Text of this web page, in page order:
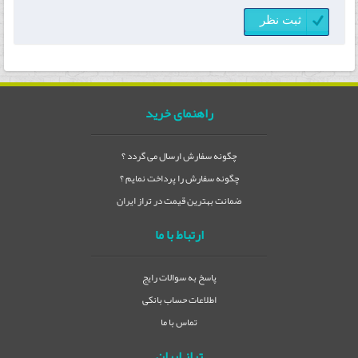
راهنمای خرید
چگونه سفارش ارسال می گردد ؟
چگونه سفارش را پرداخت نمایم ؟
ضمانت بهترین قیمت در تراز ایران
ارتباط با ما
پاسخ به سوالات رایج
اطلاعات حساب بانکی
تماس با ما